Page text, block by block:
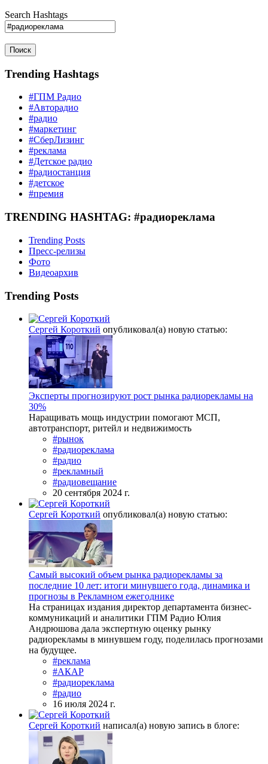
Search Hashtags
Поиск
Trending Hashtags
#ГПМ Радио
#Авторадио
#радио
#маркетинг
#СберЛизинг
#реклама
#Детское радио
#радиостанция
#детское
#премия
TRENDING HASHTAG: #радиореклама
Trending Posts
Пресс-релизы
Фото
Видеоархив
Trending Posts
Сергей Короткий опубликовал(а) новую статью:
Эксперты прогнозируют рост рынка радиорекламы на
30%
Наращивать мощь индустрии помогают МСП,
автотранспорт, ритейл и недвижимость
#рынок
#радиореклама
#радио
#рекламный
#радиовещание
20 сентября 2024 г.
Сергей Короткий опубликовал(а) новую статью:
Самый высокий объем рынка радиорекламы за
последние 10 лет: итоги минувшего года, динамика и
прогнозы в Рекламном ежегоднике
На страницах издания директор департамента бизнес-
коммуникаций и аналитики ГПМ Радио Юлия
Андрюшова дала экспертную оценку рынку
радиорекламы в минувшем году, поделилась прогнозами
на будущее.
#реклама
#АКАР
#радиореклама
#радио
16 июля 2024 г.
Сергей Короткий написал(а) новую запись в блоге: